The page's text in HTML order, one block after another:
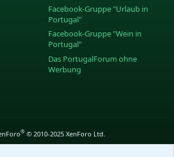
Facebook-Gruppe "Urlaub in
Portugal"
Facebook-Gruppe "Wein in
Portugal"
Das PortugalForum ohne
Werbung
® © 2010-2025 XenForo Ltd.